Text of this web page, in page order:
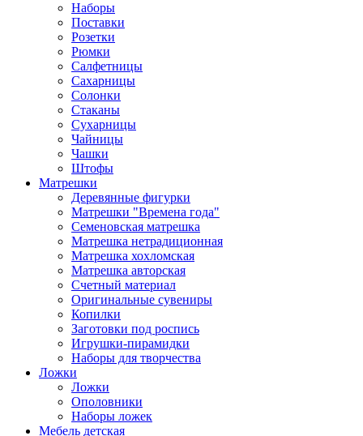
Наборы
Поставки
Розетки
Рюмки
Салфетницы
Сахарницы
Солонки
Стаканы
Сухарницы
Чайницы
Чашки
Штофы
Матрешки
Деревянные фигурки
Матрешки "Времена года"
Семеновская матрешка
Матрешка нетрадиционная
Матрешка хохломская
Матрешка авторская
Счетный материал
Оригинальные сувениры
Копилки
Заготовки под роспись
Игрушки-пирамидки
Наборы для творчества
Ложки
Ложки
Ополовники
Наборы ложек
Мебель детская